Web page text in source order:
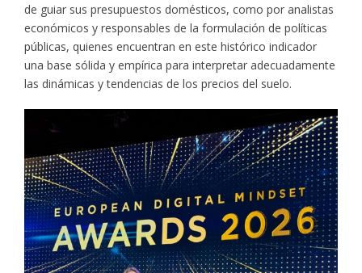
de guiar sus presupuestos domésticos, como por analistas
económicos y responsables de la formulación de políticas
públicas, quienes encuentran en este histórico indicador
una base sólida y empírica para interpretar adecuadamente
las dinámicas y tendencias de los precios del suelo.